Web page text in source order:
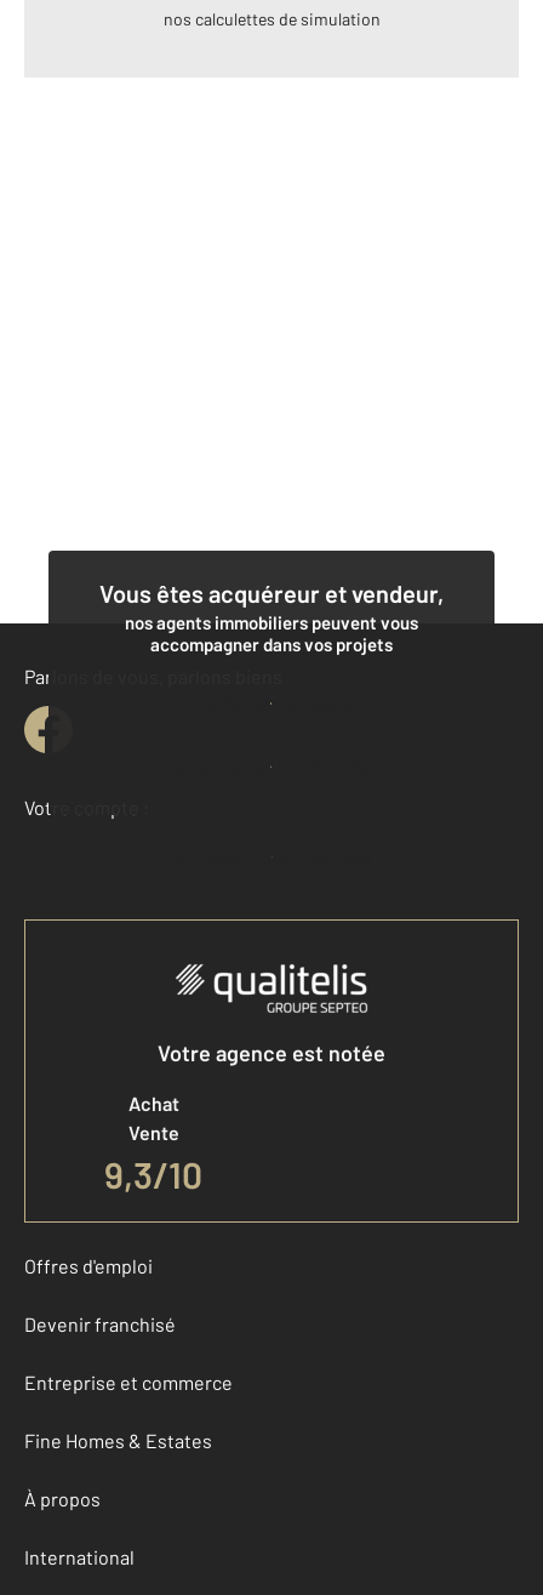
nos calculettes de simulation
Vous êtes acquéreur et vendeur,
nos agents immobiliers peuvent vous
accompagner dans vos projets
Contacter l'agence
Demander une estimation
Parlons de vous, parlons biens
Votre compte :
Accéder à mon compte
Votre agence est notée
Achat
Vente
9,3/10
Offres d'emploi
Devenir franchisé
Entreprise et commerce
Fine Homes & Estates
À propos
International